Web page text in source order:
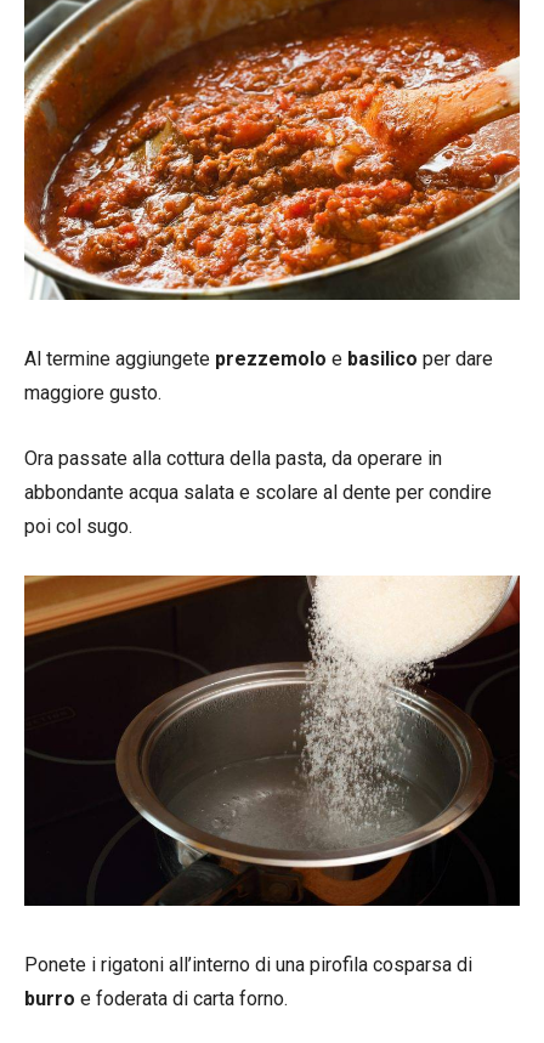
Al termine aggiungete prezzemolo e basilico per dare
maggiore gusto.
Ora passate alla cottura della pasta, da operare in
abbondante acqua salata e scolare al dente per condire
poi col sugo.
Ponete i rigatoni all’interno di una pirofila cosparsa di
burro e foderata di carta forno.